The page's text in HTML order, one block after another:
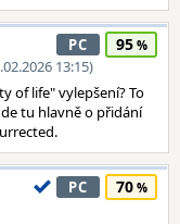
13:15)
PC 95
of life" vylepšení? To
tu hlavně o přidání
PC 70